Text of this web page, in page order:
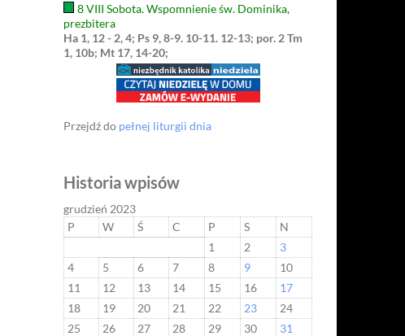
8 VIII Sobota. Wspomnienie św. Dominika,
prezbitera
Ha 1, 12 - 2, 4; Ps 9, 8-9. 10-11. 12-13; por. 2 Tm
1, 10b; Mt 17, 14-20;
Przejdź do pełnej liturgii dnia
Historia wpisów
grudzień 2023
P
W Ś C P S
N
1
2
3
4
5 6 7 8 9
10
11
12 13 14 15 16
17
18
19 20 21 22 23
24
25
26 27 28 29 30 31